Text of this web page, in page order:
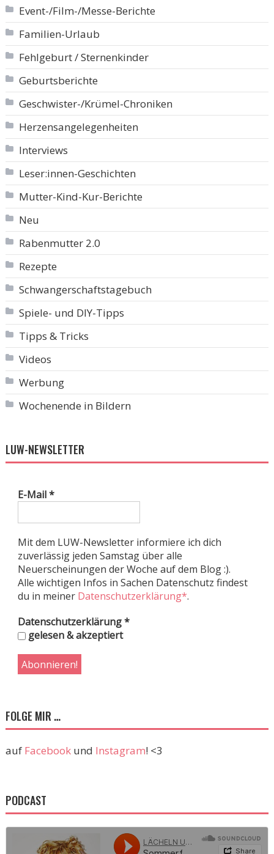
Event-/Film-/Messe-Berichte
Familien-Urlaub
Fehlgeburt / Sternenkinder
Geburtsberichte
Geschwister-/Krümel-Chroniken
Herzensangelegenheiten
Interviews
Leser:innen-Geschichten
Mutter-Kind-Kur-Berichte
Neu
Rabenmutter 2.0
Rezepte
Schwangerschaftstagebuch
Spiele- und DIY-Tipps
Tipps & Tricks
Videos
Werbung
Wochenende in Bildern
LUW-NEWSLETTER
E-Mail*
Mit dem LUW-Newsletter informiere ich dich
zuverlässig jeden Samstag über alle
Neuerscheinungen der Woche auf dem Blog :).
Alle wichtigen Infos in Sachen Datenschutz findest
du in meiner Datenschutzerklärung*.
Datenschutzerklärung*
gelesen & akzeptiert
FOLGE MIR …
auf Facebookund Instagram! <3
PODCAST